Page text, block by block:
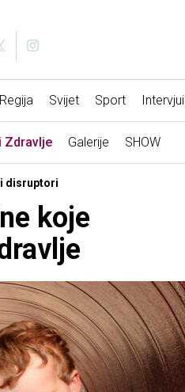
Regija Svijet Sport Intervjui
Zdravlje Galerije SHOW
disruptori
koje